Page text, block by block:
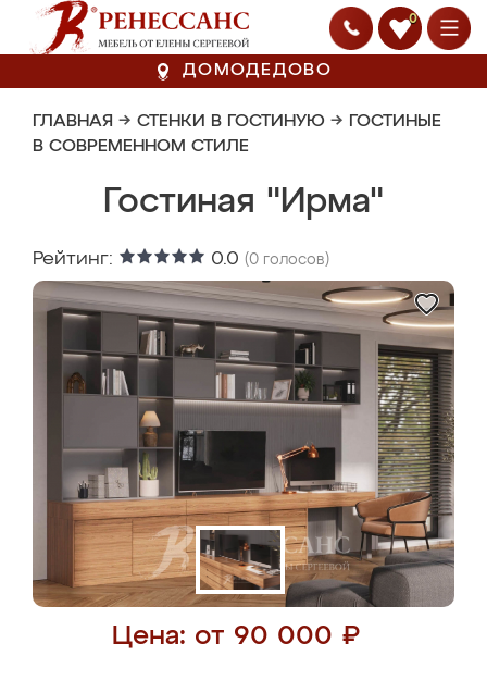
0
ДОМОДЕДОВО
ГЛАВНАЯ → СТЕНКИ В ГОСТИНУЮ → ГОСТИНЫЕ
В СОВРЕМЕННОМ СТИЛЕ
Гостиная "Ирма"
Рейтинг: 0.0 (0 голосов)
Цена: от 90 000 ₽